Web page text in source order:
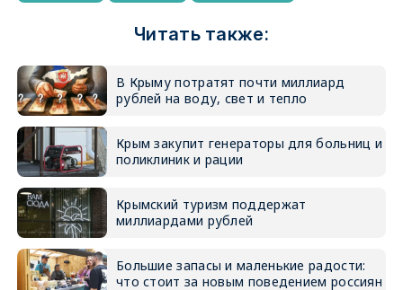
Читать также:
В Крыму потратят почти миллиард
рублей на воду, свет и тепло
Крым закупит генераторы для больниц и
поликлиник и рации
Крымский туризм поддержат
миллиардами рублей
Большие запасы и маленькие радости:
что стоит за новым поведением россиян